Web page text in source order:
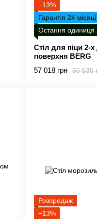
−13%
Гарантія 24 місяці
Остання одиниця
Стіл для піци 2-
поверхня BERG
65 535
57 018 грн
Розпродаж
−13%